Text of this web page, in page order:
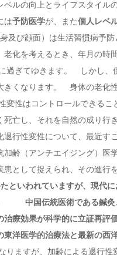
ルの向上とライフスタイル
は予防医学が、また個人レベ
び顔面）は生活習慣病予防
化を考えるとき、年月の時
ぎてゆきます。 しかし、
きくなります。 身体の老化
性はコントロールできる
死亡し、それを自然の成り行
行性変性について、最近す
齢（アンチエイジング）医
として捉えられ、その進行
といわれていますが、現代
か。 中国伝統医術である鍼
療効果が科学的に立証再評
洋医学的治療法と最新の西
りますが、加齢による退行